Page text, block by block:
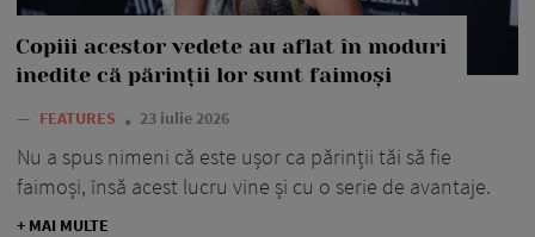
Copiii acestor vedete au aflat în moduri
inedite că părinții lor sunt faimoși
— FEATURES 23 iulie 2026
Nu a spus nimeni că este ușor ca părinții tăi să fie
faimoși, însă acest lucru vine și cu o serie de avantaje.
+ MAI MULTE